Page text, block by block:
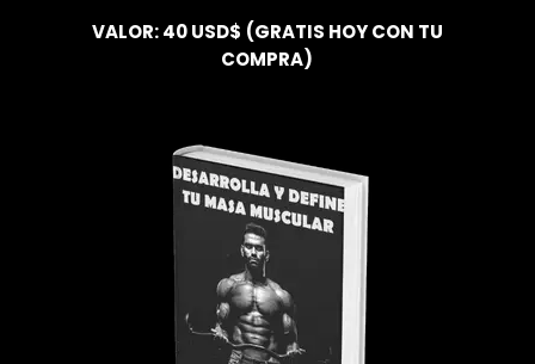
VALOR: 40 USD$ (GRATIS HOY CON TU
COMPRA)